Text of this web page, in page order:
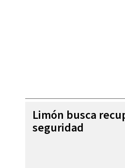
Limón busca
seguridad